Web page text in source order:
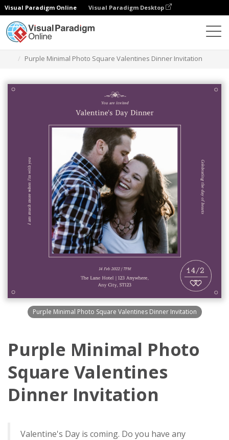
Visual Paradigm Online Visual Paradigm Desktop
Purple Minimal Photo Square Valentines Dinner Invitation
Purple Minimal Photo Square Valentines Dinner Invitation
Purple Minimal Photo
Square Valentines
Dinner Invitation
Valentine's Day is coming. Do you have any